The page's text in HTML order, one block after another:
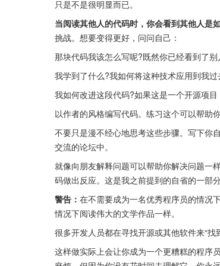
只是不是很明显而已。
当阅读其他人的代码时，你会看到其他人是
挑战。想要变得更好，问问自己：
那块代码我该怎么写呢?既然你已经看到了
我学到了什么?我如何将这种技术应用到我
我如何改进这段代码?如果这是一个开源项
以作者的风格编写代码。练习这个可以帮助
不要只是漫不经心地思考这些步骤。写下你
交流的论坛中。
就像向朋友解释问题可以帮助你解决问题一
码做出反应。这是我之前提到的自省的一部
警告： 在不需要成为一名优秀程序员的情况
情况下阅读伟大的文学作品一样。
很多开发人员都在寻找开源或其他软件来“找
这样做实际上会让你成为一个更糟糕的程序